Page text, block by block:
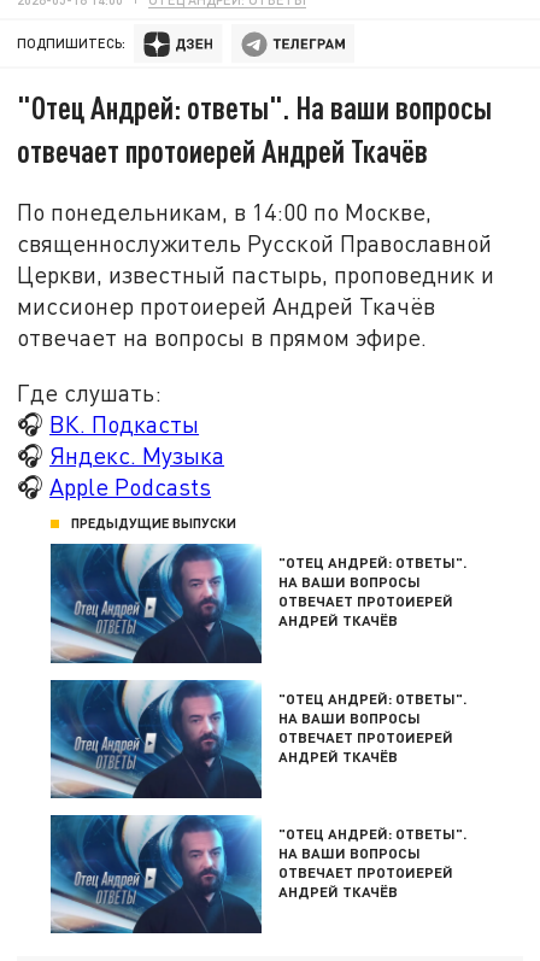
ПОДПИШИТЕСЬ:
"Отец Андрей: ответы". На ваши вопросы
отвечает протоиерей Андрей Ткачёв
По понедельникам, в 14:00 по Москве,
священнослужитель Русской Православной
Церкви, известный пастырь, проповедник и
миссионер протоиерей Андрей Ткачёв
отвечает на вопросы в прямом эфире.
Где слушать:
🎧 ВК. Подкасты
🎧 Яндекс. Музыка
🎧 Apple Podcasts
ПРЕДЫДУЩИЕ ВЫПУСКИ
"ОТЕЦ АНДРЕЙ: ОТВЕТЫ".
НА ВАШИ ВОПРОСЫ
ОТВЕЧАЕТ ПРОТОИЕРЕЙ
АНДРЕЙ ТКАЧЁВ
"ОТЕЦ АНДРЕЙ: ОТВЕТЫ".
НА ВАШИ ВОПРОСЫ
ОТВЕЧАЕТ ПРОТОИЕРЕЙ
АНДРЕЙ ТКАЧЁВ
"ОТЕЦ АНДРЕЙ: ОТВЕТЫ".
НА ВАШИ ВОПРОСЫ
ОТВЕЧАЕТ ПРОТОИЕРЕЙ
АНДРЕЙ ТКАЧЁВ